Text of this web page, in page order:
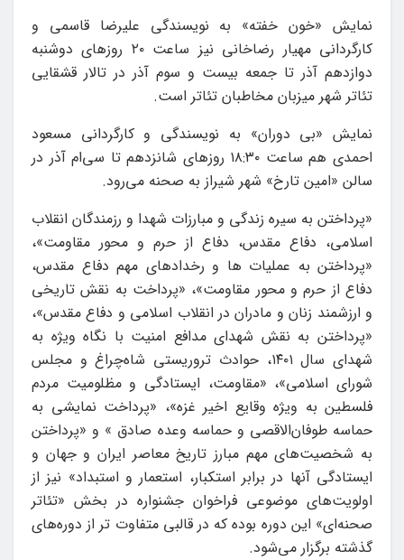
نمایش «خون خفته» به نویسندگی علیرضا قاسمی و
کارگردانی مهیار رضاخانی نیز ساعت ۲۰ روزهای دوشنبه
دوازدهم آذر تا جمعه بیست و سوم آذر در تالار قشقایی
تئاتر شهر میزبان مخاطبان تئاتر است.
نمایش «بی دوران» به نویسندگی و کارگردانی مسعود
احمدی هم ساعت ۱۸:۳۰ روزهای شانزدهم تا سی‌ام آذر در
سالن «امین تارخ» شهر شیراز به صحنه می‌رود.
«پرداختن به سیره زندگی و مبارزات شهدا و رزمندگان انقلاب
اسلامی، دفاع مقدس، دفاع از حرم و محور مقاومت»،
«پرداختن به عملیات ها و رخدادهای مهم دفاع مقدس،
دفاع از حرم و محور مقاومت»، «پرداخت به نقش تاریخی
و ارزشمند زنان و مادران در انقلاب اسلامی و دفاع مقدس»،
«پرداختن به نقش شهدای مدافع امنیت با نگاه ویژه به
شهدای سال ۱۴۰۱، حوادث تروریستی شاه‌چراغ و مجلس
شورای اسلامی»، «مقاومت، ایستادگی و مظلومیت مردم
فلسطین به ویژه وقایع اخیر غزه»، «پرداخت نمایشی به
حماسه طوفان‌الاقصی و حماسه وعده صادق » و «پرداختن
به شخصیت‌های مهم مبارز تاریخ معاصر ایران و جهان و
ایستادگی آنها در برابر استکبار، استعمار و استبداد» نیز از
اولویت‌های موضوعی فراخوان جشنواره در بخش «تئاتر
صحنه‌ای» این دوره بوده که در قالبی متفاوت تر از دوره‌های
گذشته برگزار می‌شود.